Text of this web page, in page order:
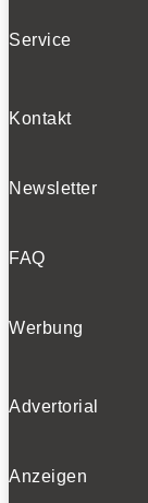
Service
Kontakt
Newsletter
FAQ
Werbung
Advertorial
Anzeigen